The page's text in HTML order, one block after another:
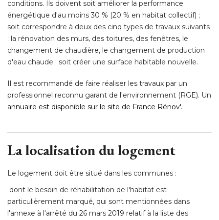
conditions. Ils doivent soit améliorer la performance
énergétique d'au moins 30 % (20 % en habitat collectif) ;
soit correspondre à deux des cinq types de travaux suivants
: la rénovation des murs, des toitures, des fenêtres, le
changement de chaudière, le changement de production
d'eau chaude ; soit créer une surface habitable nouvelle.
Il est recommandé de faire réaliser les travaux par un
professionnel reconnu garant de l'environnement (RGE). Un
annuaire est disponible sur le site de France Rénov'.
La localisation du logement
Le logement doit être situé dans les communes :
 dont le besoin de réhabilitation de l'habitat est
particulièrement marqué, qui sont mentionnées dans
l'annexe à l'arrêté du 26 mars 2019 relatif à la liste des